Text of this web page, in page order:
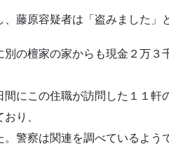
藤原容疑者は「盗みました」
別の檀家の家からも現金２万
間にこの住職が訪問した１１
り、
警察は関連を調べているよう